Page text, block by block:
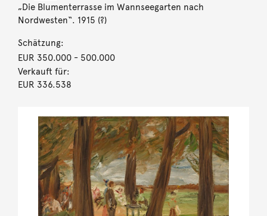
„Die Blumenterrasse im Wannseegarten nach
Nordwesten“. 1915 (?)
Schätzung:
EUR 350.000- 500.000
Verkauft für:
EUR 336.538